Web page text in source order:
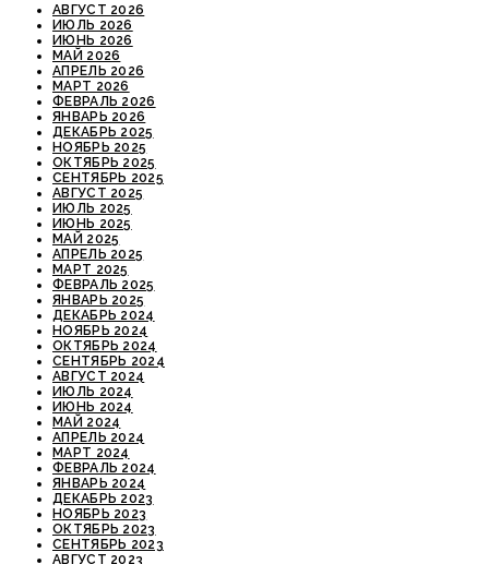
АВГУСТ 2026
ИЮЛЬ 2026
ИЮНЬ 2026
МАЙ 2026
АПРЕЛЬ 2026
МАРТ 2026
ФЕВРАЛЬ 2026
ЯНВАРЬ 2026
ДЕКАБРЬ 2025
НОЯБРЬ 2025
ОКТЯБРЬ 2025
СЕНТЯБРЬ 2025
АВГУСТ 2025
ИЮЛЬ 2025
ИЮНЬ 2025
МАЙ 2025
АПРЕЛЬ 2025
МАРТ 2025
ФЕВРАЛЬ 2025
ЯНВАРЬ 2025
ДЕКАБРЬ 2024
НОЯБРЬ 2024
ОКТЯБРЬ 2024
СЕНТЯБРЬ 2024
АВГУСТ 2024
ИЮЛЬ 2024
ИЮНЬ 2024
МАЙ 2024
АПРЕЛЬ 2024
МАРТ 2024
ФЕВРАЛЬ 2024
ЯНВАРЬ 2024
ДЕКАБРЬ 2023
НОЯБРЬ 2023
ОКТЯБРЬ 2023
СЕНТЯБРЬ 2023
АВГУСТ 2023